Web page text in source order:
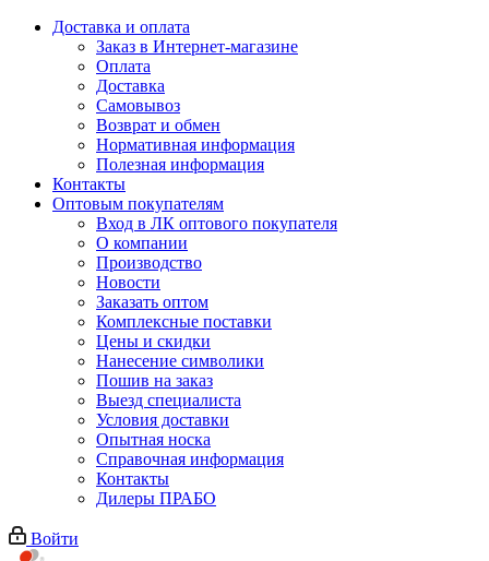
Доставка и оплата
Заказ в Интернет-магазине
Оплата
Доставка
Самовывоз
Возврат и обмен
Нормативная информация
Полезная информация
Контакты
Оптовым покупателям
Вход в ЛК оптового покупателя
О компании
Производство
Новости
Заказать оптом
Комплексные поставки
Цены и скидки
Нанесение символики
Пошив на заказ
Выезд специалиста
Условия доставки
Опытная носка
Справочная информация
Контакты
Дилеры ПРАБО
Войти